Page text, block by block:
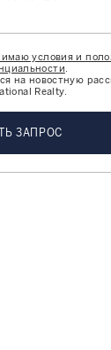
условия и
.
на новостную
Realty.
ЗАПРОС